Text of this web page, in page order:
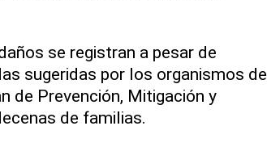
se registran a pesar de
sugeridas por los organismos de
de Prevención, Mitigación y
de familias.